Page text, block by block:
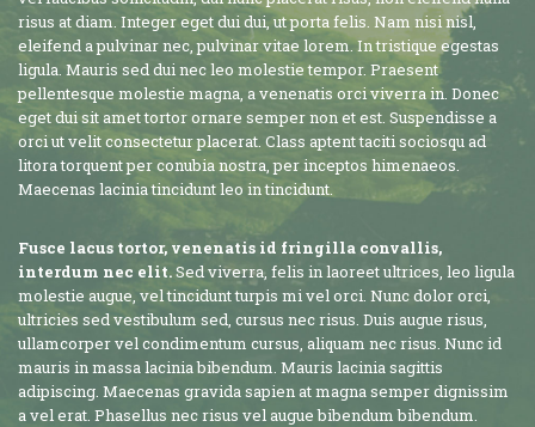
risus at diam. Integer eget dui dui, ut porta felis. Nam nisi nisl,
eleifend a pulvinar nec, pulvinar vitae lorem. In tristique egestas
ligula. Mauris sed dui nec leo molestie tempor. Praesent
pellentesque molestie magna, a venenatis orci viverra in. Donec
eget dui sit amet tortor ornare semper non et est. Suspendisse a
orci ut velit consectetur placerat. Class aptent taciti sociosqu ad
litora torquent per conubia nostra, per inceptos himenaeos.
Maecenas lacinia tincidunt leo in tincidunt.
Fusce lacus tortor, venenatis id fringilla convallis,
interdum nec elit.Sed viverra, felis in laoreet ultrices, leo ligula
molestie augue, vel tincidunt turpis mi vel orci. Nunc dolor orci,
ultricies sed vestibulum sed, cursus nec risus. Duis augue risus,
ullamcorper vel condimentum cursus, aliquam nec risus. Nunc id
mauris in massa lacinia bibendum. Mauris lacinia sagittis
adipiscing. Maecenas gravida sapien at magna semper dignissim
a vel erat. Phasellus nec risus vel augue bibendum bibendum.